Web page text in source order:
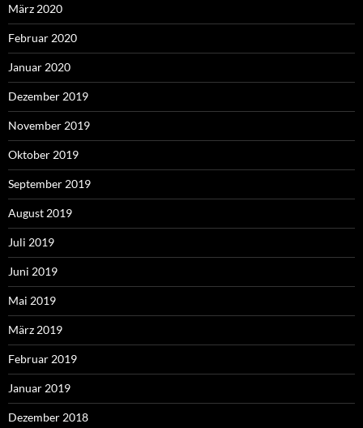
März 2020
Februar 2020
Januar 2020
Dezember 2019
November 2019
Oktober 2019
September 2019
August 2019
Juli 2019
Juni 2019
Mai 2019
März 2019
Februar 2019
Januar 2019
Dezember 2018